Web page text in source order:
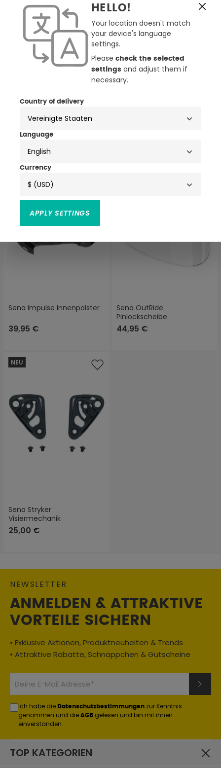
Sena Momentum Evo
Wangenpolster
Sena Impulse Innenpolster
39,95 €
Sena OutRide
Pinlockscheibe
44,95 €
NEU
Sena Stryker
Visiermechanik
25,00 €
NEWSLETTER
ANMELDEN & ATTRAKTIVE
VORTEILE SICHERN
• Exklusive Aktionen, Produktneuheiten & Trends
• Attraktive Rabatte, Schnäppchen & Gutscheine
Ich habe die Datenschutzbestimmungen zur Kenntnis
genommen und die AGB gelesen und bin mit ihnen
einverstanden.
TOP KATEGORIEN
HELLO!
Your location doesn't match
your device's language
settings.
Please check the selected
settings and adjust them if
necessary.
Country of delivery
Language
English
Currency
$ (USD)
APPLY SETTINGS